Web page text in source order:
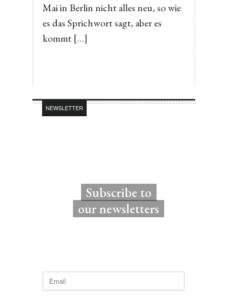
Mai in Berlin nicht alles neu, so wie
es das Sprichwort sagt, aber es
kommt […]
NEWSLETTER
Subscribe to
our newsletters